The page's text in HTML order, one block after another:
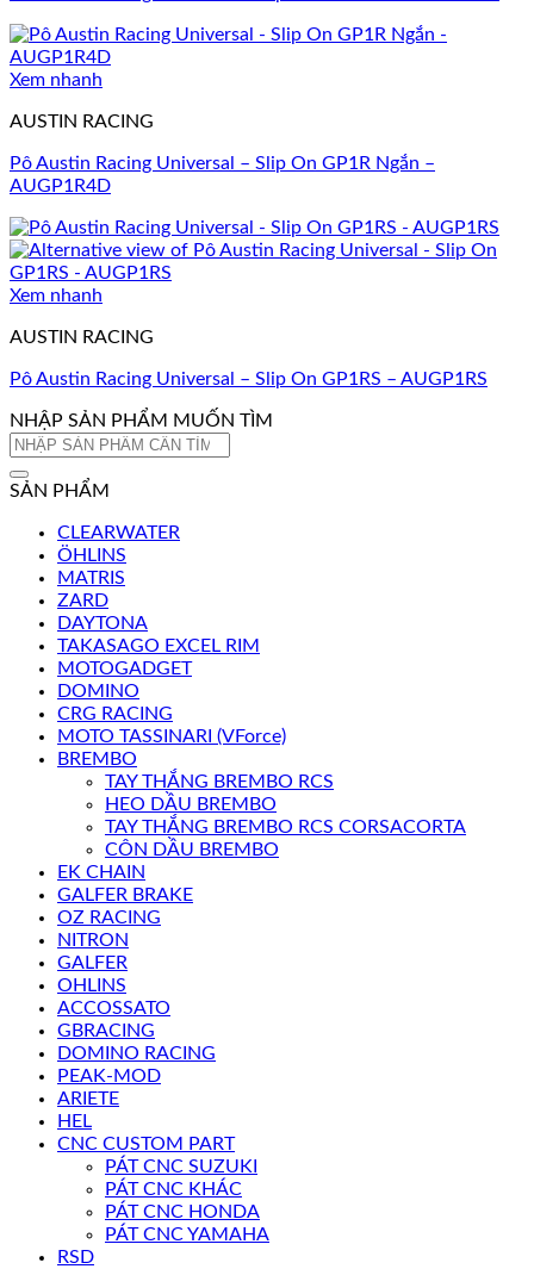
Xem nhanh
AUSTIN RACING
Pô Austin Racing Universal – Slip On GP1R Ngắn –
AUGP1R4D
Xem nhanh
AUSTIN RACING
Pô Austin Racing Universal – Slip On GP1RS – AUGP1RS
NHẬP SẢN PHẨM MUỐN TÌM
Tìm
SẢN PHẨM
CLEARWATER
ÖHLINS
MATRIS
ZARD
DAYTONA
TAKASAGO EXCEL RIM
MOTOGADGET
DOMINO
CRG RACING
MOTO TASSINARI (VForce)
BREMBO
TAY THẮNG BREMBO RCS
HEO DẦU BREMBO
TAY THẮNG BREMBO RCS CORSACORTA
CÔN DẦU BREMBO
EK CHAIN
GALFER BRAKE
OZ RACING
NITRON
GALFER
OHLINS
ACCOSSATO
GBRACING
DOMINO RACING
PEAK-MOD
ARIETE
HEL
CNC CUSTOM PART
PÁT CNC SUZUKI
PÁT CNC KHÁC
PÁT CNC HONDA
PÁT CNC YAMAHA
RSD